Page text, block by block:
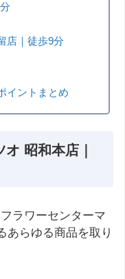
店｜徒歩9分
イントまとめ
昭和本店｜
ラワーセンターマ
あらゆる商品を取り